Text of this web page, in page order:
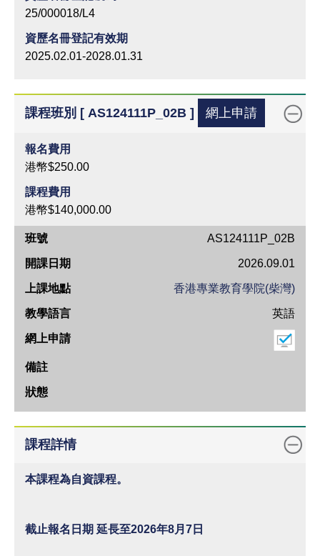
25/000018/L4
資歷名冊登記有效期
2025.02.01-2028.01.31
課程班別 [ AS124111P_02B ] 網上申請
報名費用
港幣$250.00
課程費用
港幣$140,000.00
班
號
開
日
期
上
課
地
點
教
語
上
AS124111P_02B
2026.09.01
香港專業教育學院(柴灣)
英語
課程詳情
本課程為自資課程。
截止報名日期 延長至2026年8月7日